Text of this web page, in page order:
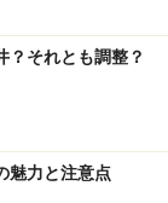
？それとも調整？
魅力と注意点